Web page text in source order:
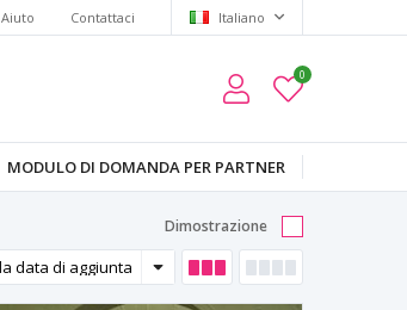
Aiuto Contattaci Italiano
0
MODULO DI DOMANDA PER PARTNER
Dimostrazione